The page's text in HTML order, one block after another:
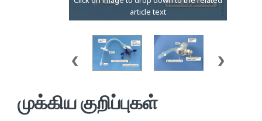
முக்கிய குறிப்புகள்